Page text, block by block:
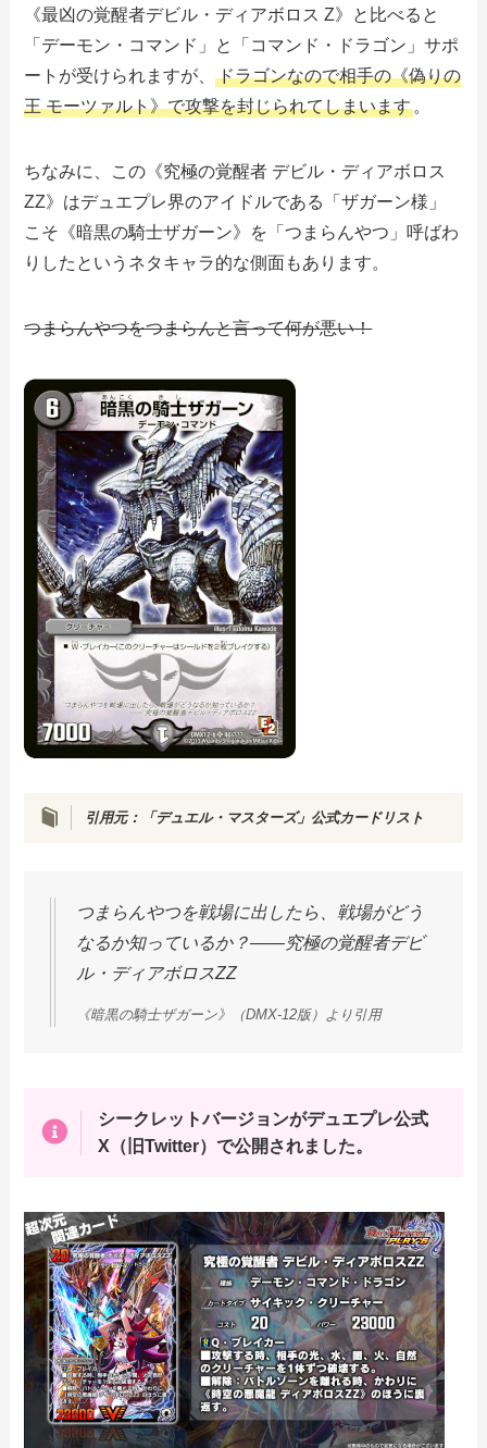
《最凶の覚醒者デビル・ディアボロス Z》と比べると
「デーモン・コマンド」と「コマンド・ドラゴン」サポ
ートが受けられますが、ドラゴンなので相手の《偽りの
王 モーツァルト》で攻撃を封じられてしまいます 。
ちなみに、この《究極の覚醒者 デビル・ディアボロス
ZZ》はデュエプレ界のアイドルである「ザガーン様」
こそ《暗黒の騎士ザガーン》を「つまらんやつ」呼ばわ
りしたというネタキャラ的な側面もあります。
つまらんやつをつまらんと言って何が悪い！
引用元：「デュエル・マスターズ」公式カードリスト
つまらんやつを戦場に出したら、戦場がどう
なるか知っているか？――究極の覚醒者デビ
ル・ディアボロスZZ
《暗黒の騎士ザガーン》（DMX-12版）より引用
シークレットバージョンがデュエプレ公式
X（旧Twitter）で公開されました。